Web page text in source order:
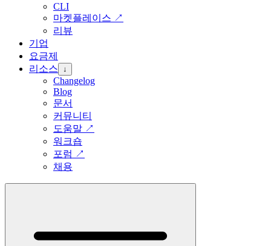
CLI
마켓플레이스 ↗
리뷰
기업
요금제
리소스
↓
Changelog
Blog
문서
커뮤니티
도움말 ↗
워크숍
포럼 ↗
채용